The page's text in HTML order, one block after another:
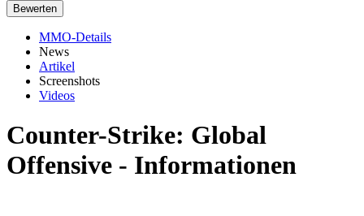
MMO-Details
News
Artikel
Screenshots
Videos
Counter-Strike: Global
Offensive - Informationen